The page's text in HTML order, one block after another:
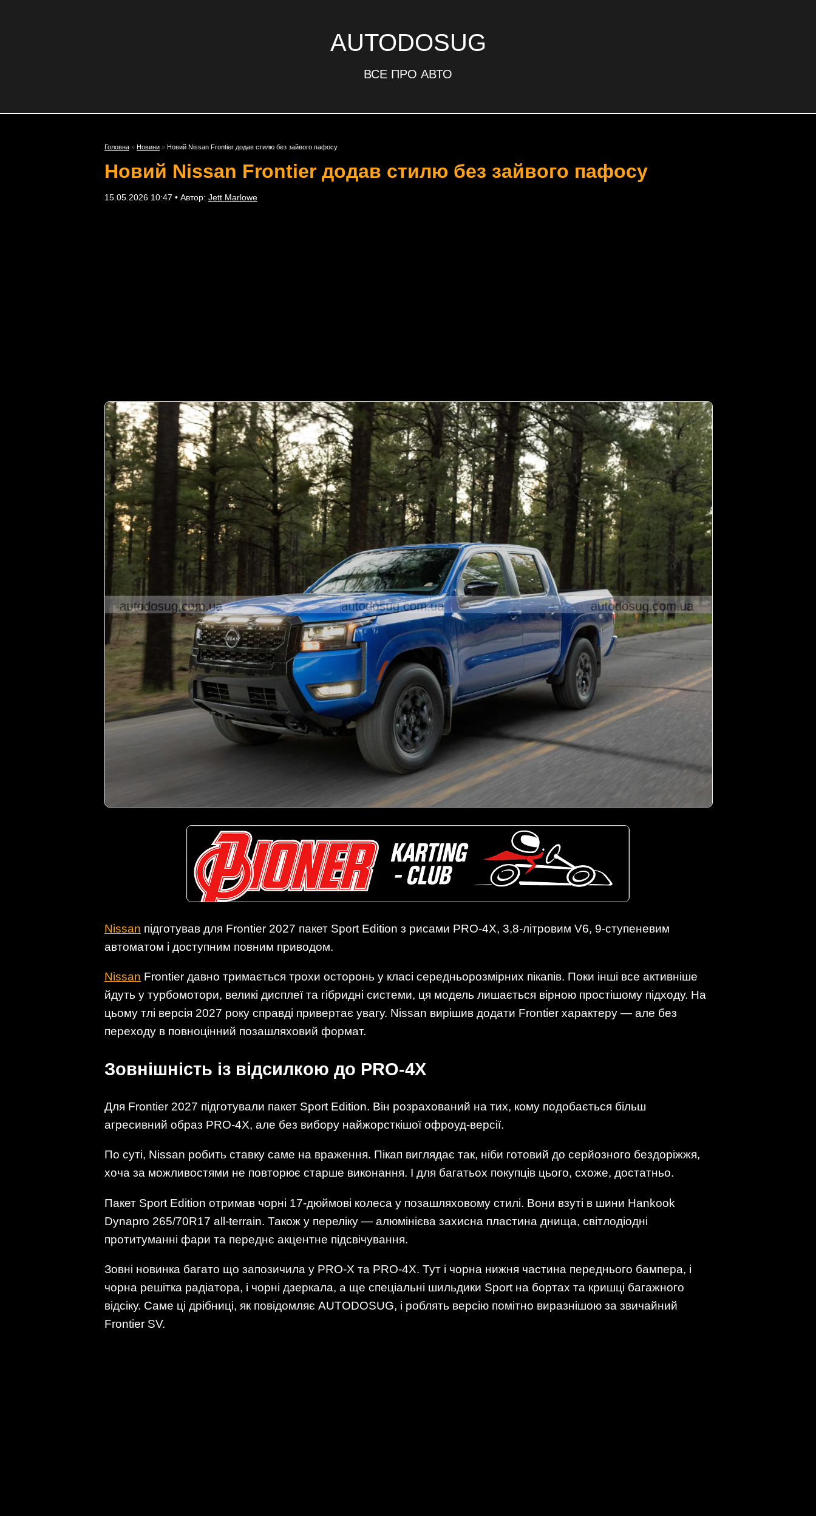
AUTODOSUG
ВСЕ ПРО АВТО
Головна » Новини » Новий Nissan Frontier додав стилю без зайвого пафосу
Новий Nissan Frontier додав стилю без зайвого пафосу
15.05.2026 10:47 • Автор: Jett Marlowe
Nissan підготував для Frontier 2027 пакет Sport Edition з рисами PRO-4X, 3,8-літровим V6, 9-ступеневим
автоматом і доступним повним приводом.
Nissan Frontier давно тримається трохи осторонь у класі середньорозмірних пікапів. Поки інші все активніше
йдуть у турбомотори, великі дисплеї та гібридні системи, ця модель лишається вірною простішому підходу. На
цьому тлі версія 2027 року справді привертає увагу. Nissan вирішив додати Frontier характеру — але без
переходу в повноцінний позашляховий формат.
Зовнішність із відсилкою до PRO-4X
Для Frontier 2027 підготували пакет Sport Edition. Він розрахований на тих, кому подобається більш
агресивний образ PRO-4X, але без вибору найжорсткішої офроуд-версії.
По суті, Nissan робить ставку саме на враження. Пікап виглядає так, ніби готовий до серйозного бездоріжжя,
хоча за можливостями не повторює старше виконання. І для багатьох покупців цього, схоже, достатньо.
Пакет Sport Edition отримав чорні 17-дюймові колеса у позашляховому стилі. Вони взуті в шини Hankook
Dynapro 265/70R17 all-terrain. Також у переліку — алюмінієва захисна пластина днища, світлодіодні
протитуманні фари та переднє акцентне підсвічування.
Зовні новинка багато що запозичила у PRO-X та PRO-4X. Тут і чорна нижня частина переднього бампера, і
чорна решітка радіатора, і чорні дзеркала, а ще спеціальні шильдики Sport на бортах та кришці багажного
відсіку. Саме ці дрібниці, як повідомляє AUTODOSUG, і роблять версію помітно виразнішою за звичайний
Frontier SV.